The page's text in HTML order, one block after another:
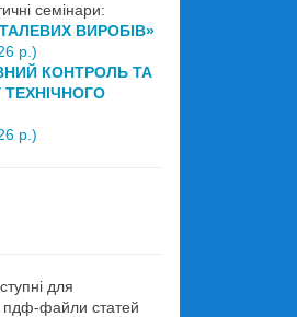
семінари:
ВИРОБІВ»
р.)
КОНТРОЛЬ ТА
р.)
для
пдф-файли статей